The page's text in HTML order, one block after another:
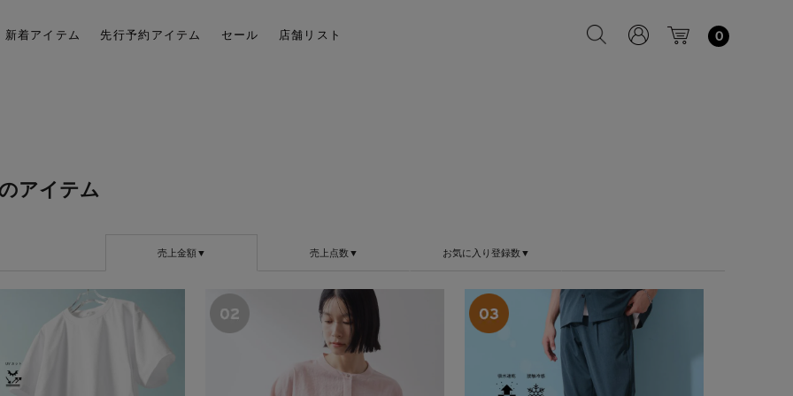
新着アイテム 先行予約アイテム セール 店舗リスト 0
アイテム
売上金額▼ 売上点数▼ お気に入り登録数▼